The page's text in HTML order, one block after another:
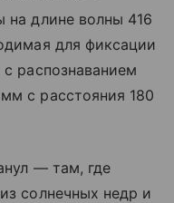
на длине волны 416
для фиксации
распознаванием
с расстояния 180
— там, где
солнечных недр и